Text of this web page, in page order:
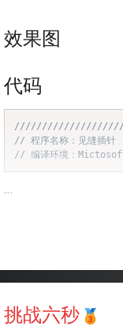
效果图
代码
// 程序名称：见缝插针
// 编译环境：
...
挑战六秒